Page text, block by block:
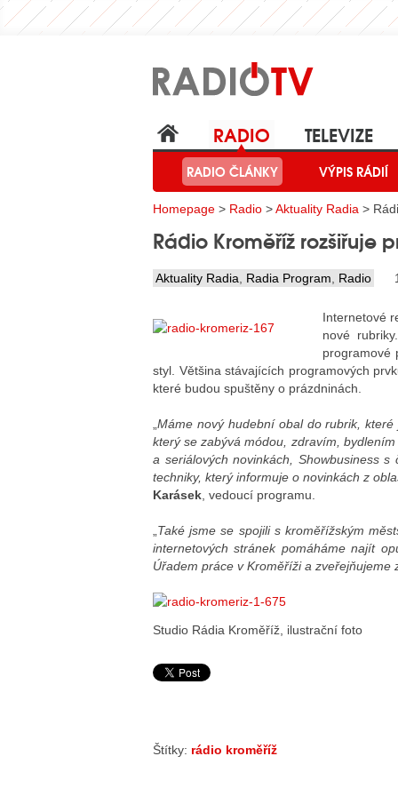
RADIO
RADIO ČLÁNKY VÝPIS RÁDIÍ
TELEVIZE
Homepage > Radio >Aktuality Radia >
Rádio Kroměříž rozšiřuje
Aktuality Radia Radia Program Radio
Internetové
nové
programové
styl. Většina stávajících programových
které budou spuštěny o prázdninách.
Máme nový hudební obal do rubrik,
který se zabývá módou, zdravím,
a seriálových novinkách, Showbusiness
techniky, který informuje o novinkách z
Karásek , vedoucí programu.
Také jsme se spojili s kroměřížským
internetových stránek pomáháme najít
Úřadem práce v Kroměříži a zveřejňujeme
Studio Rádia Kroměříž, ilustrační foto
Štítky: rádio kroměříž